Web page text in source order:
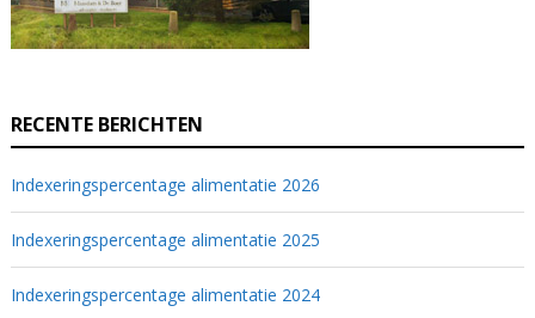
RECENTE BERICHTEN
Indexeringspercentage alimentatie 2026
Indexeringspercentage alimentatie 2025
Indexeringspercentage alimentatie 2024